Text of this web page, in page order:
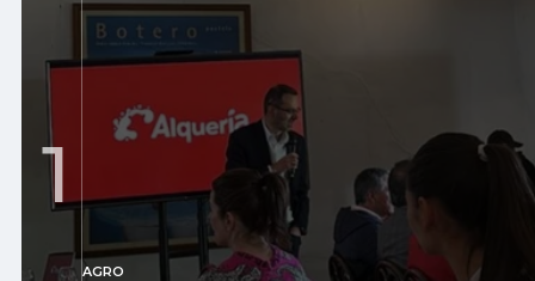
1
AGRO